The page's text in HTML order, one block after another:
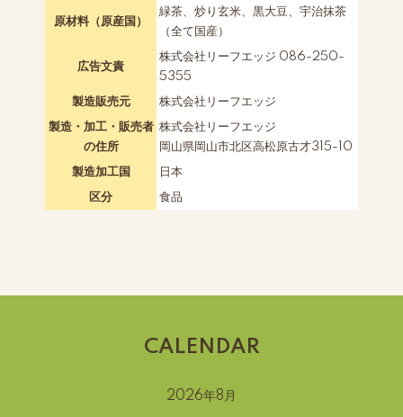
原材料（原産国）
緑茶、炒り玄米、黒大豆、宇治抹茶
（全て国産）
広告文責
株式会社リーフエッジ 086-250-
5355
製造販売元
株式会社リーフエッジ
製造・加工・販売者
の住所
株式会社リーフエッジ
岡山県岡山市北区高松原古才315-10
製造加工国
日本
区分
食品
CALENDAR
2026年8月